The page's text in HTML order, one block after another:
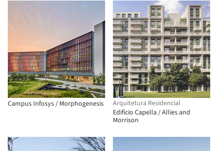
Campus Infosys / Morphogenesis
Arquitetura Residencial
Edifício Capella / Allies and
Morrison